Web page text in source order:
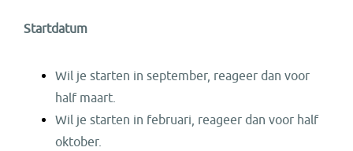
Startdatum
Wil je starten in september, reageer dan voor
half maart.
Wil je starten in februari, reageer dan voor half
oktober.